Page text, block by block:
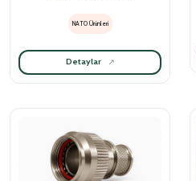
NATO Ürünleri
Detaylar